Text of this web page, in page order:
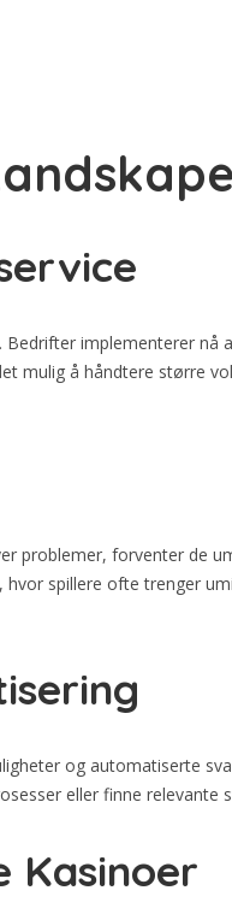
implementerer nå
mulig å håndtere større
problemer, forventer de
spillere ofte trenger
og automatiserte
eller finne
Kasinoer